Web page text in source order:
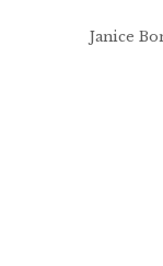
Janice